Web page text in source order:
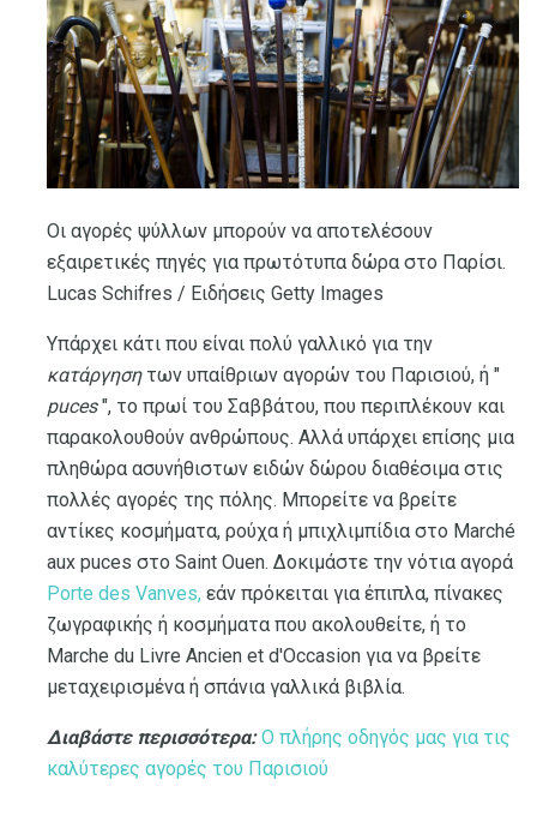
Οι αγορές ψύλλων μπορούν να αποτελέσουν
εξαιρετικές πηγές για πρωτότυπα δώρα στο Παρίσι.
Lucas Schifres / Ειδήσεις Getty Images
Υπάρχει κάτι που είναι πολύ γαλλικό για την
κατάργησητων υπαίθριων αγορών του Παρισιού, ή "
puces", το πρωί του Σαββάτου, που περιπλέκουν και
παρακολουθούν ανθρώπους. Αλλά υπάρχει επίσης μια
πληθώρα ασυνήθιστων ειδών δώρου διαθέσιμα στις
πολλές αγορές της πόλης. Μπορείτε να βρείτε
αντίκες κοσμήματα, ρούχα ή μπιχλιμπίδια στο Marché
aux puces στο Saint Ouen. Δοκιμάστε την νότια αγορά
Porte des Vanves, εάν πρόκειται για έπιπλα, πίνακες
ζωγραφικής ή κοσμήματα που ακολουθείτε, ή το
Marche du Livre Ancien et d'Occasion για να βρείτε
μεταχειρισμένα ή σπάνια γαλλικά βιβλία.
Διαβάστε περισσότερα: Ο πλήρης οδηγός μας για τις
καλύτερες αγορές του Παρισιού